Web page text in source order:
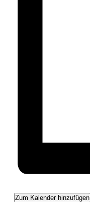
Zum Kalender hinzufügen